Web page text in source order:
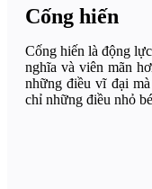
Cống hiến
Cống hiến là động
nghĩa và viên mãn
những điều vĩ đại
chỉ những điều nhỏ